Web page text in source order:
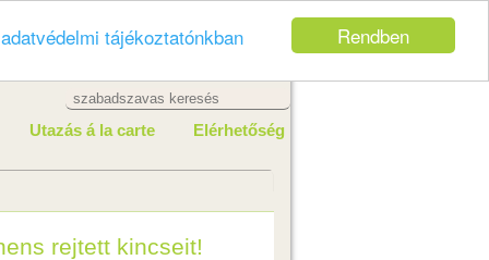
Rendben
adatvédelmi tájékoztatónkban
Utazás á la carte Elérhetőség
rejtett kincseit!